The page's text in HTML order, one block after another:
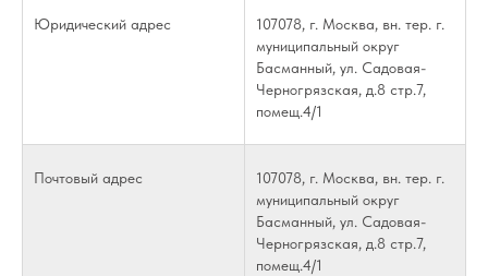
Юридический адрес
107078, г. Москва, вн. тер. г.
муниципальный округ
Басманный, ул. Садовая-
Черногрязская, д.8 стр.7,
помещ.4/1
Почтовый адрес
107078, г. Москва, вн. тер. г.
муниципальный округ
Басманный, ул. Садовая-
Черногрязская, д.8 стр.7,
помещ.4/1